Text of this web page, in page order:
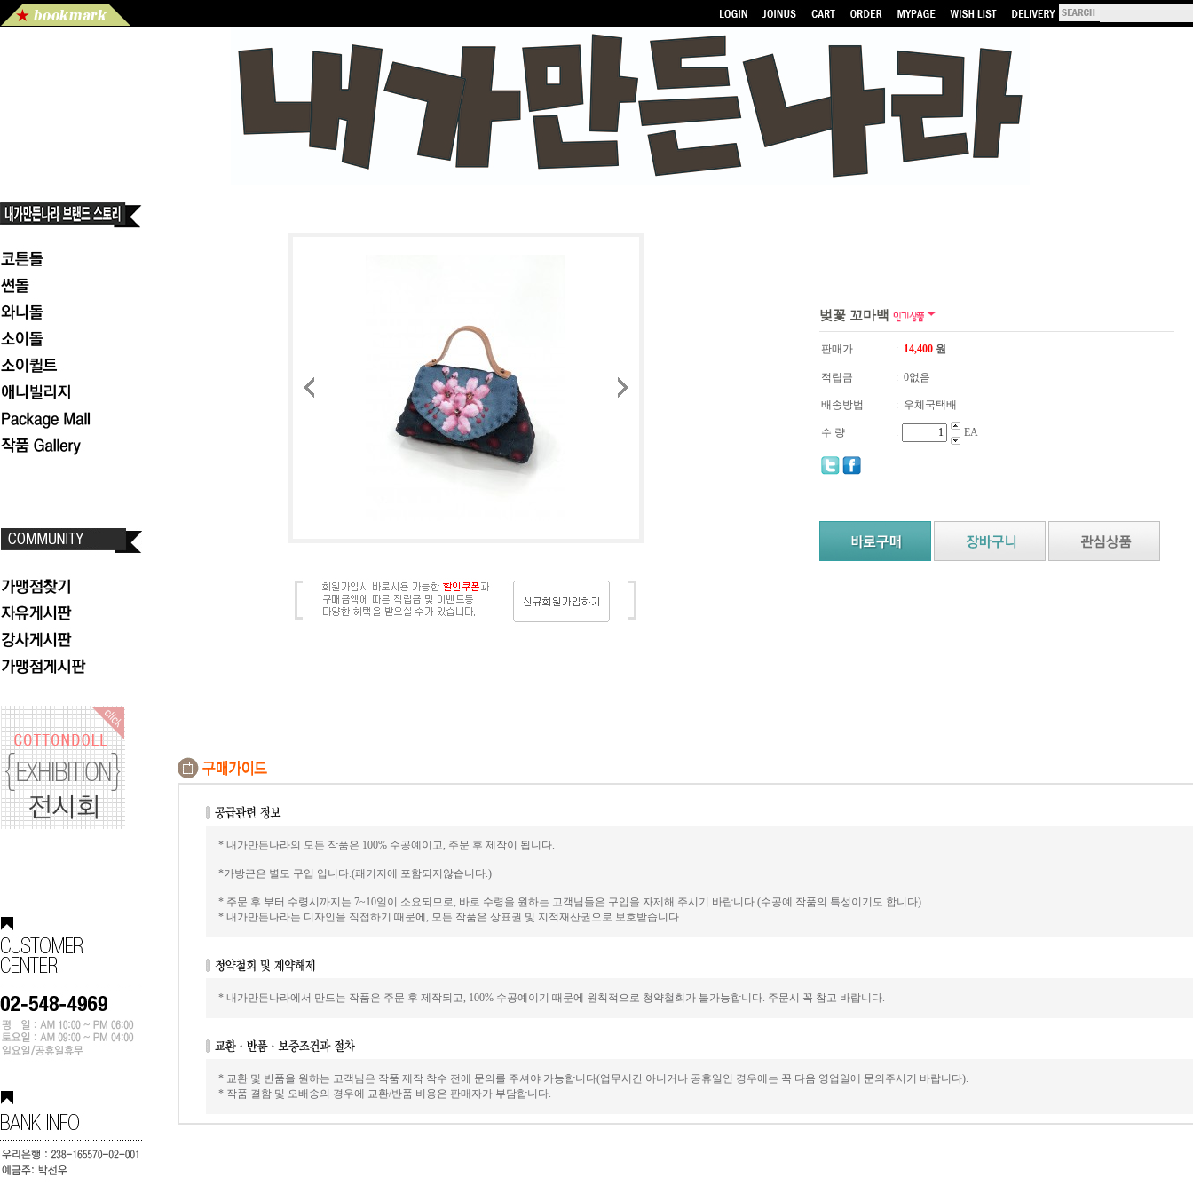
벚꽃 꼬마백
판매가 : 14,400원
적립금 : 0없음
배송방법 : 우체국택배
수 량 : EA
* 내가만든나라의 모든 작품은 100% 수공예이고, 주문 후 제작이 됩니다.
*가방끈은 별도 구입 입니다.(패키지에 포함되지않습니다.)
* 주문 후 부터 수령시까지는 7~10일이 소요되므로, 바로 수령을 원하는 고객님들은 구입을 자제해 주시기 바랍니다.(수공예 작품의 특성이기도 합니다)
* 내가만든나라는 디자인을 직접하기 때문에, 모든 작품은 상표권 및 지적재산권으로 보호받습니다.
* 내가만든나라에서 만드는 작품은 주문 후 제작되고, 100% 수공예이기 때문에 원칙적으로 청약철회가 불가능합니다. 주문시 꼭 참고 바랍니다.
* 교환 및 반품을 원하는 고객님은 작품 제작 착수 전에 문의를 주셔야 가능합니다(업무시간 아니거나 공휴일인 경우에는 꼭 다음 영업일에 문의주시기 바랍니다).
* 작품 결함 및 오배송의 경우에 교환/반품 비용은 판매자가 부담합니다.